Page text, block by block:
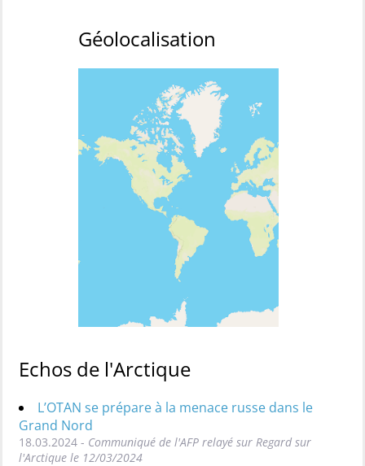
Géolocalisation
Echos de l'Arctique
L’OTAN se prépare à la menace russe dans le
Grand Nord
18.03.2024 - Communiqué de l'AFP relayé sur Regard sur
l'Arctique le 12/03/2024